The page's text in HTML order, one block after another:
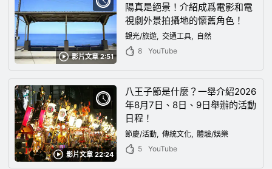
影片文章 2:51
陽真是絕景！介紹成爲電影和電
視劇外景拍攝地的懷舊角色！
觀光/旅遊 交通工具
自然
8
YouTube
影片文章 22:24
八王子節是什麼？一舉介紹2026
年8月7日、8日、9日舉辦的活動
日程！
節慶/活動 傳統文化
體驗/娛樂
5
YouTube